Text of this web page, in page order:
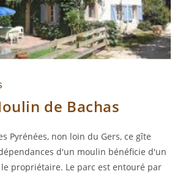
de Bachas
Pyrénées, non loin du Gers, ce gîte
d'un moulin bénéficie d'un
propriétaire. Le parc est entouré par